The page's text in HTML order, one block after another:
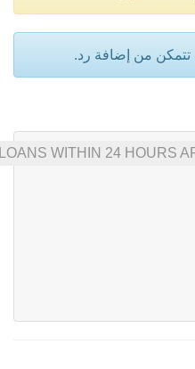
من إضافة رد.
WITHIN 24 HOURS